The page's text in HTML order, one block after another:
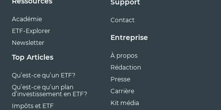
Académie
ETF-Explorer
Newsletter
Top Articles
Qu’est-ce qu’un ETF?
Qu’est-ce qu’un plan
d’investissement en ETF?
Impôts et ETF
Support
Contact
Entreprise
À propos
Rédaction
Presse
Carrière
Kit média